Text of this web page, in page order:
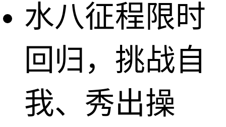
水八征程限时
回归，挑战自
我、秀出操